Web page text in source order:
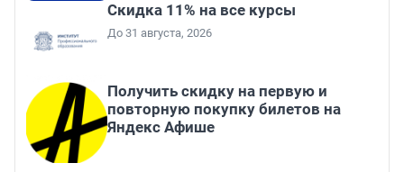
Скидка 11% на все курсы
До 31 августа, 2026
Получить скидку на первую и
повторную покупку билетов на
Яндекс Афише